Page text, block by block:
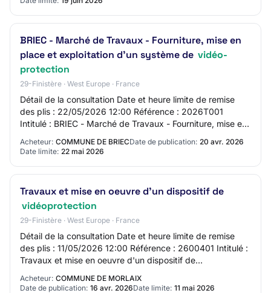
BRIEC - Marché de Travaux - Fourniture, mise en
place et exploitation d'un système de vidéo-
protection
29-Finistère · West Europe · France
Détail de la consultation Date et heure limite de remise
des plis : 22/05/2026 12:00 Référence : 2026T001
Intitulé : BRIEC - Marché de Travaux - Fourniture, mise en
Acheteur: COMMUNE DE BRIECDate de publication: 20 avr. 2026
Date limite: 22 mai 2026
Travaux et mise en oeuvre d'un dispositif de
vidéoprotection
29-Finistère · West Europe · France
Détail de la consultation Date et heure limite de remise
des plis : 11/05/2026 12:00 Référence : 2600401 Intitulé :
Travaux et mise en oeuvre d'un dispositif de
Acheteur: COMMUNE DE MORLAIX
Date de publication: 16 avr. 2026Date limite: 11 mai 2026